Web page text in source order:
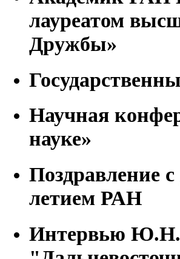
лауреатом
Дружбы»
Научная
науке»
Поздравление
летием РАН
Интервью